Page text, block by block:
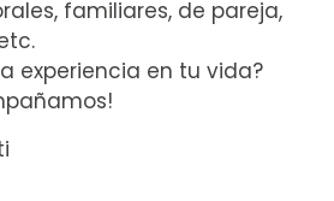
familiares, de pareja,
experiencia en tu vida?